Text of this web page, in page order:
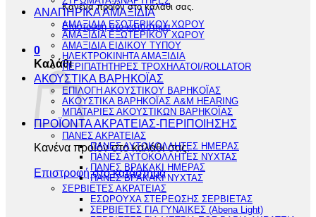
Κανένα προϊόν στο καλάθι σας.
Επιστροφή στο κατάστημα
0
Καλάθι
Κανένα προϊόν στο καλάθι σας.
Επιστροφή στο κατάστημα
ΑΝΑΠΗΡΙΚΑ ΑΜΑΞΙΔΙΑ
ΑΜΑΞΙΔΙΑ ΕΣΩΤΕΡΙΚΟΥ ΧΩΡΟΥ
ΑΜΑΞΙΔΙΑ ΕΞΩΤΕΡΙΚΟΥ ΧΩΡΟΥ
ΑΜΑΞΙΔΙΑ ΕΙΔΙΚΟΥ ΤΥΠΟΥ
ΗΛΕΚΤΡΟΚΙΝΗΤΑ ΑΜΑΞΙΔΙΑ
ΠΕΡΙΠΑΤΗΤΗΡΕΣ ΤΡΟΧΗΛΑΤΟΙ/ROLLATOR
ΑΚΟΥΣΤΙΚΑ ΒΑΡΗΚΟΪΑΣ
ΕΠΙΛΟΓΗ ΑΚΟΥΣΤΙΚΟΥ ΒΑΡΗΚΟΪΑΣ
ΑΚΟΥΣΤΙΚΑ ΒΑΡΗΚΟΪΑΣ A&M HEARING
ΜΠΑΤΑΡΙΕΣ ΑΚΟΥΣΤΙΚΩΝ ΒΑΡΗΚΟΪΑΣ
ΠΡΟΪΟΝΤΑ ΑΚΡΑΤΕΙΑΣ-ΠΕΡΙΠΟΙΗΣΗΣ
ΠΑΝΕΣ ΑΚΡΑΤΕΙΑΣ
ΠΑΝΕΣ ΑΥΤΟΚΟΛΛΗΤΕΣ ΗΜΕΡΑΣ
ΠΑΝΕΣ ΑΥΤΟΚΟΛΛΗΤΕΣ ΝΥΧΤΑΣ
ΠΑΝΕΣ ΒΡΑΚΑΚΙ ΗΜΕΡΑΣ
ΠΑΝΕΣ ΒΡΑΚΑΚΙ ΝΥΧΤΑΣ
ΣΕΡΒΙΕΤΕΣ ΑΚΡΑΤΕΙΑΣ
ΕΣΩΡΟΥΧΑ ΣΤΕΡΕΩΣΗΣ ΣΕΡΒΙΕΤΑΣ
ΣΕΡΒΙΕΤΕΣ ΓΙΑ ΓΥΝΑΙΚΕΣ (Abena Light)